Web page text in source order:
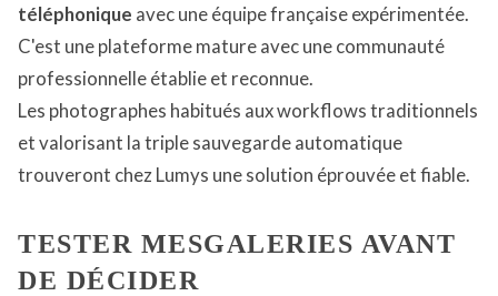
téléphonique avec une équipe française expérimentée.
C'est une plateforme mature avec une communauté
professionnelle établie et reconnue.
Les photographes habitués aux workflows traditionnels
et valorisant la triple sauvegarde automatique
trouveront chez Lumys une solution éprouvée et fiable.
TESTER MESGALERIES AVANT
DE DÉCIDER